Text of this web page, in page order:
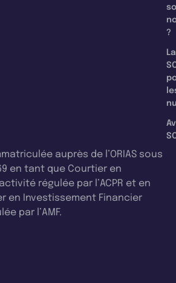
?
La
auprès de l’ORIAS sous
en tant que Courtier en
régulée par l’ACPR et en
en Investissement Financier
par l’AMF.